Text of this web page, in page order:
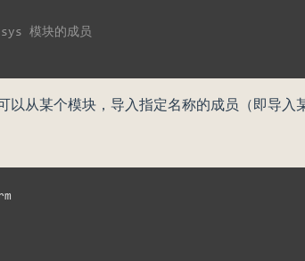
模块的成员
以从某个模块，导入指定名称的成员（即导入